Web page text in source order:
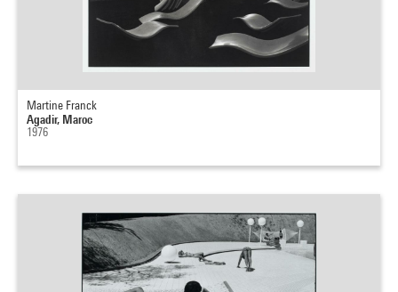
Martine Franck
Agadir, Maroc
1976